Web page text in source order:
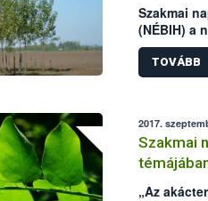
Szakmai
(NÉBIH) a
TOVÁBB
2017.
Szakmai
„Az